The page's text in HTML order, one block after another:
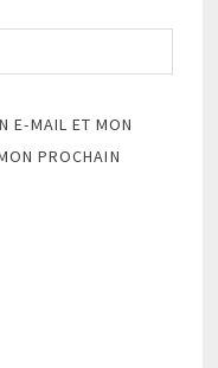
E-MAIL ET MON
PROCHAIN